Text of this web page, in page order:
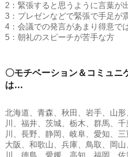
2：緊張すると思うように言葉が
3：プレゼンなどで緊張で手足が
4：会議での発言があまり得意で
5：朝礼のスピーチが苦手な方
〇モチベーション＆コミュニ
は…
北海道、青森、秋田、岩手、山
川、福井、茨城、栃木、群馬、
川、長野、静岡、岐阜、愛知、三
大阪、和歌山、兵庫、鳥取、岡
川、徳島、愛媛、高知、福岡、佐